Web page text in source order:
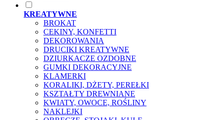
KREATYWNE
BROKAT
CEKINY, KONFETTI
DEKOROWANIA
DRUCIKI KREATYWNE
DZIURKACZE OZDOBNE
GUMKI DEKORACYJNE
KLAMERKI
KORALIKI, DŻETY, PEREŁKI
KSZTAŁTY DREWNIANE
KWIATY, OWOCE, ROŚLINY
NAKLEJKI